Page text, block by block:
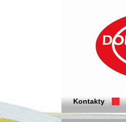
Kontakty